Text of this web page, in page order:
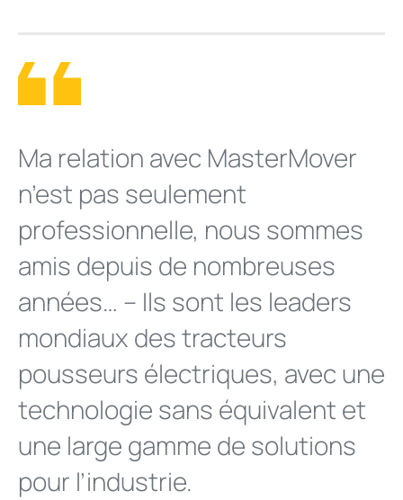
Ma relation avec MasterMover
n’est pas seulement
professionnelle, nous sommes
amis depuis de nombreuses
années… – Ils sont les leaders
mondiaux des tracteurs
pousseurs électriques, avec une
technologie sans équivalent et
une large gamme de solutions
pour l’industrie.